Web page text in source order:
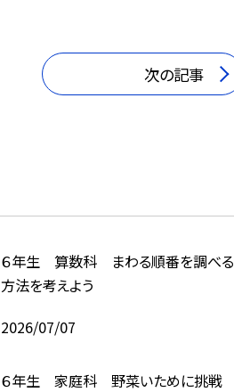
次の記事
６年生 算数科 まわる順番を調べる
方法を考えよう
2026/07/07
６年生 家庭科 野菜いために挑戦